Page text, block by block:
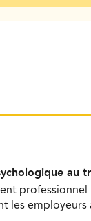
au
professionnel
les employeurs